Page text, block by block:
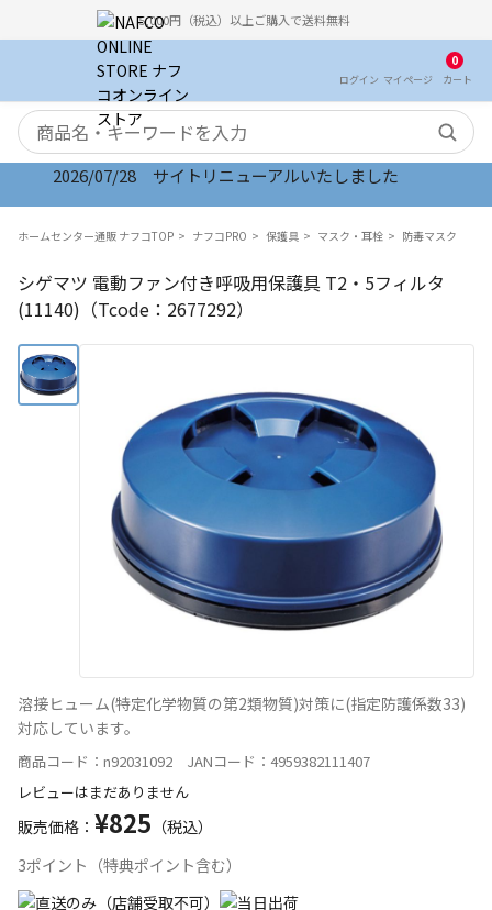
5,000円（税込）以上ご購入で送料無料
ログイン マイ ページ
0
カート
検索キーワード
2026/07/28 サイトリニューアルいたしました
ホームセンター通販 ナフコTOP ナフコPRO 保護具 マスク・耳栓 防毒マスク
シゲマツ 電動ファン付き呼吸用保護具 T2・5フィルタ
(11140)（Tcode：2677292）
溶接ヒューム(特定化学物質の第2類物質)対策に(指定防護係数33)
対応しています。
商品コード：n92031092 JANコード：4959382111407
レビューはまだありません
販売価格： ¥825 （税込）
3ポイント（特典ポイント含む）